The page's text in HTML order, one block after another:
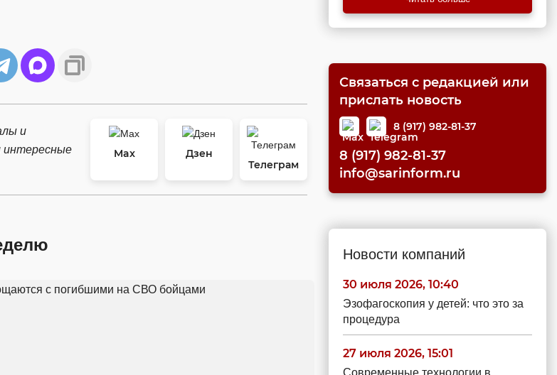
и
интересные
Max
Дзен
Телеграм
Связаться с редакцией или
прислать новость
8 (917) 982-81-37
8 (917) 982-81-37
info@sarinform.ru
Новости компаний
30 июля 2026, 10:40
Эзофагоскопия у детей: что это за
процедура
27 июля 2026, 15:01
Современные технологии в